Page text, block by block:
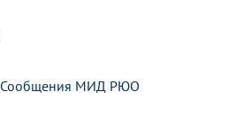
Сообщения МИД РЮО